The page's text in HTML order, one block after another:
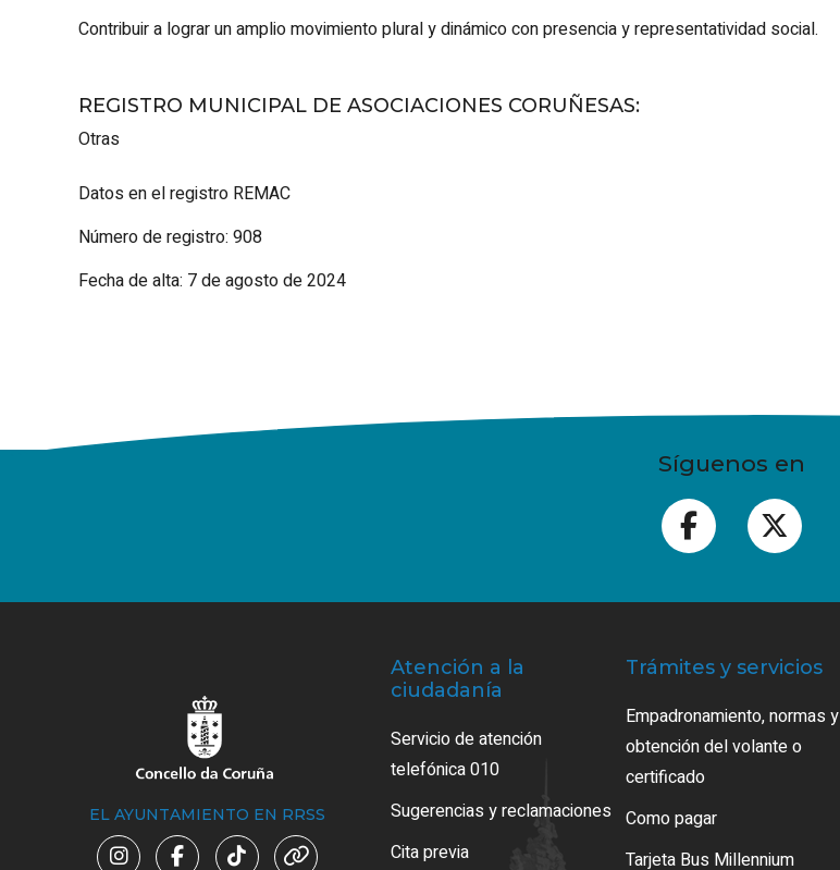
Contribuir a lograr un amplio movimiento plural y dinámico con presencia y representatividad social.
REGISTRO MUNICIPAL DE ASOCIACIONES CORUÑESAS:
Otras
Datos en el registro REMAC
Número de registro: 908
Fecha de alta: 7 de agosto de 2024
Síguenos en
EL AYUNTAMIENTO EN RRSS
Atención a la
ciudadanía
Servicio de atención
telefónica 010
Sugerencias y reclamaciones
Cita previa
Trámites y servicios
Empadronamiento, normas y
obtención del volante o
certificado
Como pagar
Tarjeta Bus Millennium